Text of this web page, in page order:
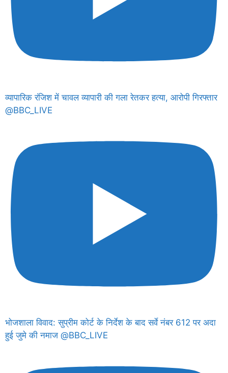
व्यापारिक रंजिश में चावल व्यापारी की गला रेतकर हत्या, आरोपी गिरफ्तार
@BBC_LIVE
भोजशाला विवाद: सुप्रीम कोर्ट के निर्देश के बाद सर्वे नंबर 612 पर अदा
हुई जुमे की नमाज @BBC_LIVE